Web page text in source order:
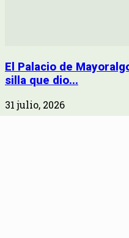
El Palacio de
silla que dio...
31 julio, 2026